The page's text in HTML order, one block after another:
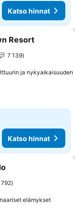
Katso hinnat
Resort
7 139
ja nykyaikaisuuden
Katso hinnat
792
elämykset